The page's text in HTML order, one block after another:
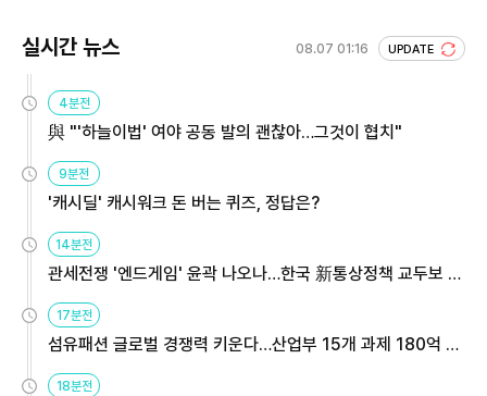
실시간 뉴스 08.07 01:16 UPDATE
4분전
與 "'하늘이법' 여야 공동 발의 괜찮아…그것이 협치"
9분전
'캐시딜' 캐시워크 돈 버는 퀴즈, 정답은?
14분전
관세전쟁 '엔드게임' 윤곽 나오나…한국 新통상정책 교두보 활
용해야
17분전
섬유패션 글로벌 경쟁력 키운다…산업부 15개 과제 180억 지
원
18분전